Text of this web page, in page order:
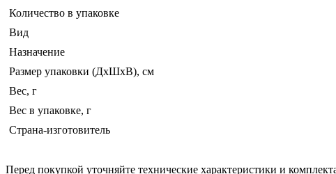
Количество в упаковке
Вид
Назначение
Размер упаковки (ДхШхВ), см
Вес, г
Вес в упаковке, г
Страна-изготовитель
Перед покупкой уточняйте технические характеристики и